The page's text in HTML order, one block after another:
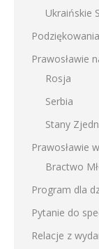
Ukraińskie
Podziękowania
Prawosławie
Rosja
Serbia
Stany
Prawosławie
Bractwo
Program dla
Pytanie do
Relacje z